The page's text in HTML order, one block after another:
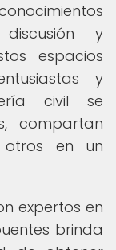
y
espacios
y
civil se
compartan
en un
expertos en
brinda